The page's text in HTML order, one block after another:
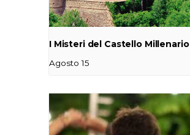
I Misteri del Castello Millenario
Agosto 15